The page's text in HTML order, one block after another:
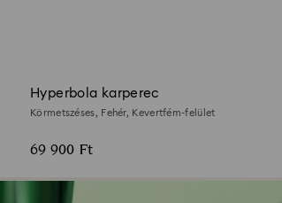
Hyperbola karperec
Körmetszéses, Fehér, Kevertfém-felület
69 900 Ft